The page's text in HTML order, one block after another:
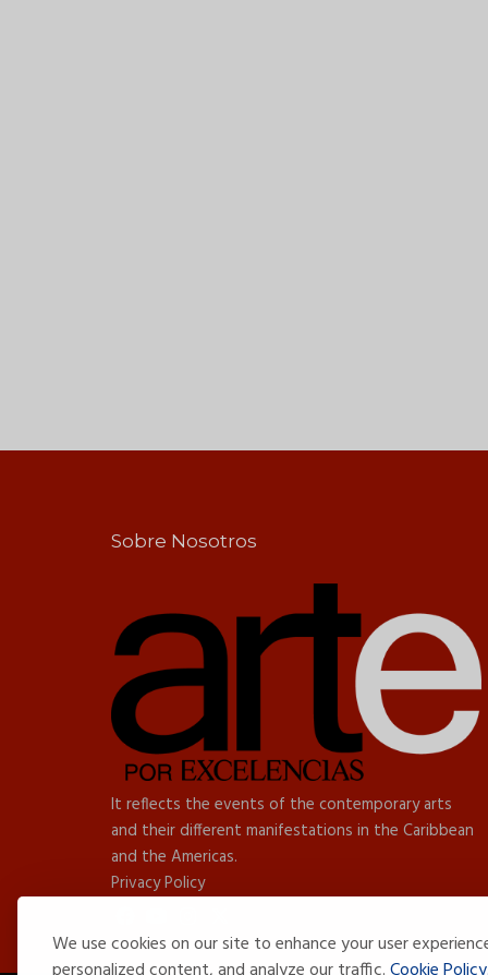
We use cookies on our site to enhance your user
Sobre Nosotros
It reflects the events of the contemporary arts
and their different manifestations in the Caribbean
and the Americas.
Privacy Policy